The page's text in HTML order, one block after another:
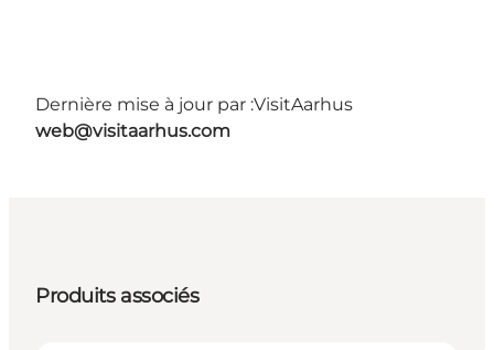
Dernière mise à jour par :VisitAarhus
web@visitaarhus.com
Produits associés